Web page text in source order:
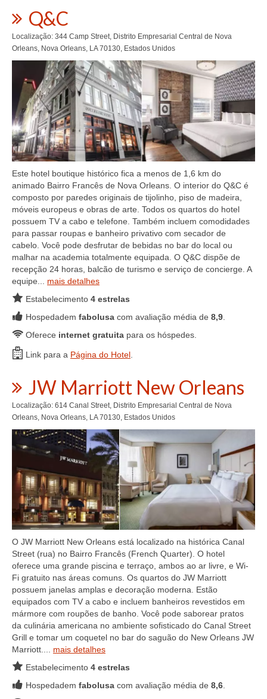
Q&C
Localização: 344 Camp Street, Distrito Empresarial Central de Nova
Orleans, Nova Orleans, LA 70130, Estados Unidos
Este hotel boutique histórico fica a menos de 1,6 km do
animado Bairro Francês de Nova Orleans. O interior do Q&C é
composto por paredes originais de tijolinho, piso de madeira,
móveis europeus e obras de arte. Todos os quartos do hotel
possuem TV a cabo e telefone. Também incluem comodidades
para passar roupas e banheiro privativo com secador de
cabelo. Você pode desfrutar de bebidas no bar do local ou
malhar na academia totalmente equipada. O Q&C dispõe de
recepção 24 horas, balcão de turismo e serviço de concierge. A
equipe... mais detalhes
Estabelecimento 4 estrelas
Hospedadem fabolusa com avaliação média de 8,9
Oferece internet gratuita para os hóspedes.
Link para a Página do Hotel
JW Marriott New Orleans
Localização: 614 Canal Street, Distrito Empresarial Central de Nova
Orleans, Nova Orleans, LA 70130, Estados Unidos
O JW Marriott New Orleans está localizado na histórica Canal
Street (rua) no Bairro Francês (French Quarter). O hotel
oferece uma grande piscina e terraço, ambos ao ar livre, e Wi-
Fi gratuito nas áreas comuns. Os quartos do JW Marriott
possuem janelas amplas e decoração moderna. Estão
equipados com TV a cabo e incluem banheiros revestidos em
mármore com roupões de banho. Você pode saborear pratos
da culinária americana no ambiente sofisticado do Canal Street
Grill e tomar um coquetel no bar do saguão do New Orleans JW
Marriott.... mais detalhes
Estabelecimento 4 estrelas
Hospedadem fabolusa com avaliação média de 8,6